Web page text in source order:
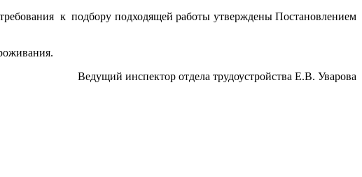
к подбору подходящей работы утверждены Постановлением
Ведущий инспектор отдела трудоустройства Е.В. Уварова